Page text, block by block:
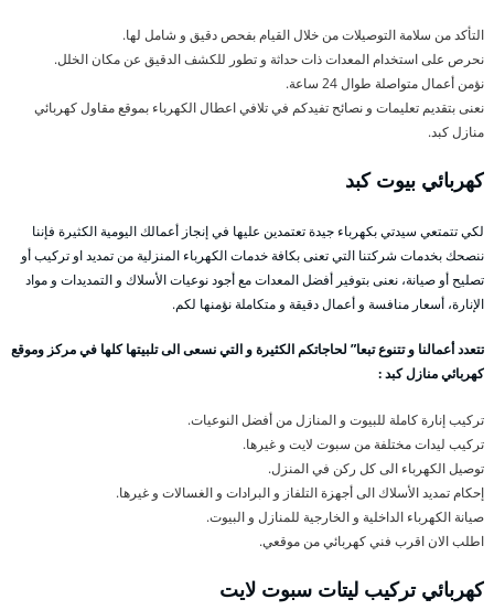
التأكد من سلامة التوصيلات من خلال القيام بفحص دقيق و شامل لها.
نحرص على استخدام المعدات ذات حداثة و تطور للكشف الدقيق عن مكان الخلل.
نؤمن أعمال متواصلة طوال 24 ساعة.
نعنى بتقديم تعليمات و نصائح تفيدكم في تلافي اعطال الكهرباء بموقع مقاول كهربائي
منازل كبد.
كهربائي بيوت كبد
لكي تتمتعي سيدتي بكهرباء جيدة تعتمدين عليها في إنجاز أعمالك اليومية الكثيرة فإننا
ننصحك بخدمات شركتنا التي تعنى بكافة خدمات الكهرباء المنزلية من تمديد او تركيب أو
تصليح أو صيانة، نعنى بتوفير أفضل المعدات مع أجود نوعيات الأسلاك و التمديدات و مواد
الإنارة، أسعار منافسة و أعمال دقيقة و متكاملة نؤمنها لكم.
تتعدد أعمالنا و تتنوع تبعا” لحاجاتكم الكثيرة و التي نسعى الى تلبيتها كلها في مركز وموقع
كهربائي منازل كبد :
تركيب إنارة كاملة للبيوت و المنازل من أفضل النوعيات.
تركيب ليدات مختلفة من سبوت لايت و غيرها.
توصيل الكهرباء الى كل ركن في المنزل.
إحكام تمديد الأسلاك الى أجهزة التلفاز و البرادات و الغسالات و غيرها.
صيانة الكهرباء الداخلية و الخارجية للمنازل و البيوت.
اطلب الان اقرب فني كهربائي من موقعي.
كهربائي تركيب ليتات سبوت لايت